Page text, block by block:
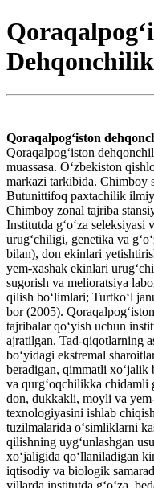
Qoraqalpogʻiston
Qoraqalpogʻiston
muassasa. Oʻzbekiston
markazi tarkibida. Chimboy
Butunittifoq paxtachilik
Chimboy zonal tajriba
Institutda gʻoʻza seleksiyasi
urugʻchiligi, genetika va
bilan), don ekinlari
yem-xashak ekinlari
sugorish va melioratsiya
qilish boʻlimlari; Turtkoʻl
bor (2005).
tajribalar qoʻyish uchun
ajratilgan. Tad-qiqotlarning
boʻyidagi ekstremal
beradigan, qimmatli xoʻjalik
va qurgʻoqchilikka chidamli
don, dukkakli, moyli va
texnologiyasini ishlab
tuzilmalarida oʻsimliklarni
qilishning uygʻunlashgan
xoʻjaligida qoʻllaniladigan
iqtisodiy va biologik
yillarda institutda gʻoʻza,